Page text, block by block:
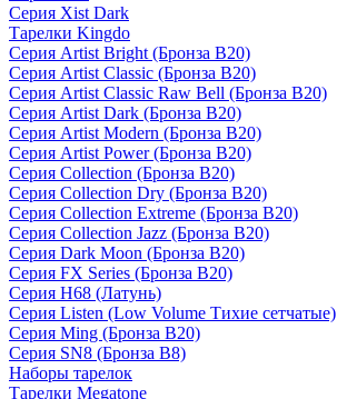
Серия Xist Dark
Тарелки Kingdo
Серия Artist Bright (Бронза B20)
Серия Artist Classic (Бронза B20)
Серия Artist Classic Raw Bell (Бронза B20)
Серия Artist Dark (Бронза B20)
Серия Artist Modern (Бронза B20)
Серия Artist Power (Бронза B20)
Серия Collection (Бронза B20)
Серия Collection Dry (Бронза B20)
Серия Collection Extreme (Бронза B20)
Серия Collection Jazz (Бронза B20)
Серия Dark Moon (Бронза B20)
Серия FX Series (Бронза B20)
Серия H68 (Латунь)
Серия Listen (Low Volume Тихие сетчатые)
Серия Ming (Бронза B20)
Серия SN8 (Бронза B8)
Наборы тарелок
Тарелки Megatone